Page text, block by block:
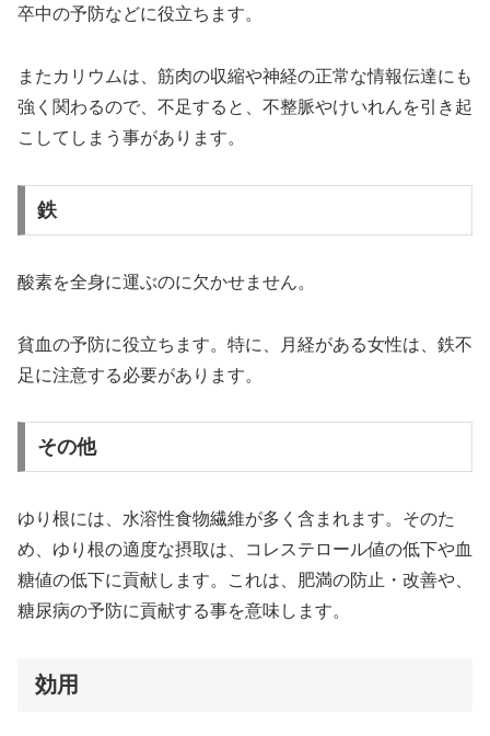
卒中の予防などに役立ちます。
またカリウムは、筋肉の収縮や神経の正常な情報伝達にも
強く関わるので、不足すると、不整脈やけいれんを引き起
こしてしまう事があります。
鉄
酸素を全身に運ぶのに欠かせません。
貧血の予防に役立ちます。特に、月経がある女性は、鉄不
足に注意する必要があります。
その他
ゆり根には、水溶性食物繊維が多く含まれます。そのた
め、ゆり根の適度な摂取は、コレステロール値の低下や血
糖値の低下に貢献します。これは、肥満の防止・改善や、
糖尿病の予防に貢献する事を意味します。
効用